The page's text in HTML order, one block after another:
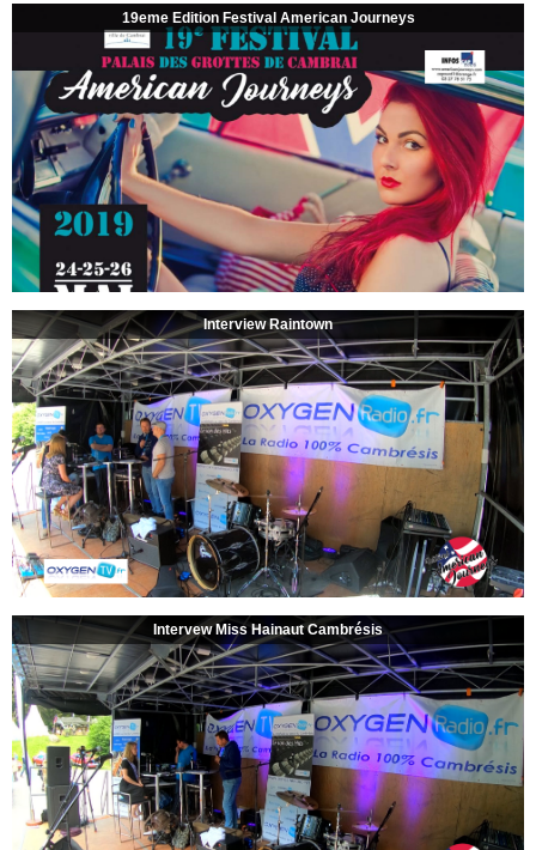
19eme Edition Festival American Journeys
Interview Raintown
Intervew Miss Hainaut Cambrésis